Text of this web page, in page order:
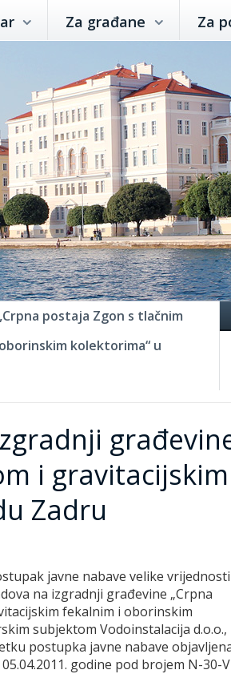
Za građane Za
postaja Zgon s tlačnim
kolektorima“ u
i
Zadru
javne nabave velike
na izgradnji građevine „Crpna
fekalnim i oborinskim
subjektom Vodoinstalacija d.o.o.,
postupka javne nabave
godine pod brojem N-30-